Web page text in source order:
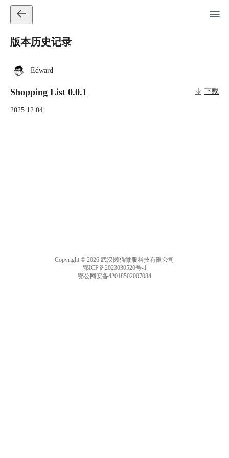
版本历史记录
Edward
Shopping List 0.0.1 下载
2025.12.04
Copyright © 2026 武汉懒猫微服科技有限公司
鄂ICP备2023030520号-1
鄂公网安备42018502007084